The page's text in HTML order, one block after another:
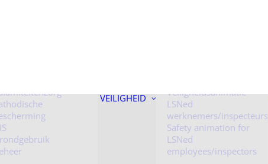
VEILIGHEID
Veiligheidsanimatie
LSNed
werknemers/inspecteurs
Safety animation for
LSNed
employees/inspectors